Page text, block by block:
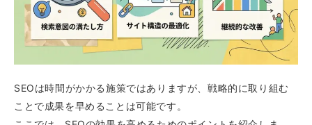
SEOは時間がかかる施策ではありますが、戦略的に取り組む
ことで成果を早めることは可能です。